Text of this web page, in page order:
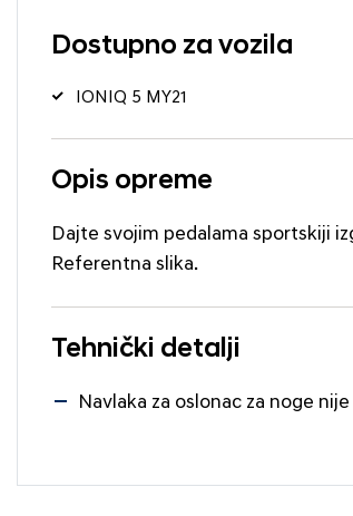
Dostupno za vozila
IONIQ 5 MY21
Opis opreme
Dajte svojim pedalama sportskiji
Referentna slika.
Tehnički detalji
Navlaka za oslonac za noge